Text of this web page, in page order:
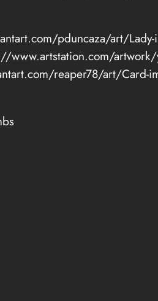
pduncaza/art/Lady-
www.artstation.com/artwork/
reaper78/art/Card-